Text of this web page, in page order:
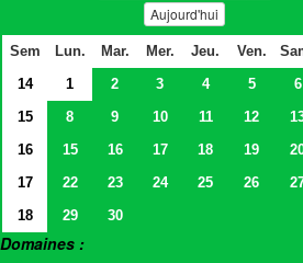
Aujourd'hui
Sem Lun. Mar. Mer. Jeu. Ven.
14
1 2 3 4 5 6
15
8 9 10 11 12
16
15 16 17 18 19
17
22 23 24 25 26
18
29 30
Domaines :